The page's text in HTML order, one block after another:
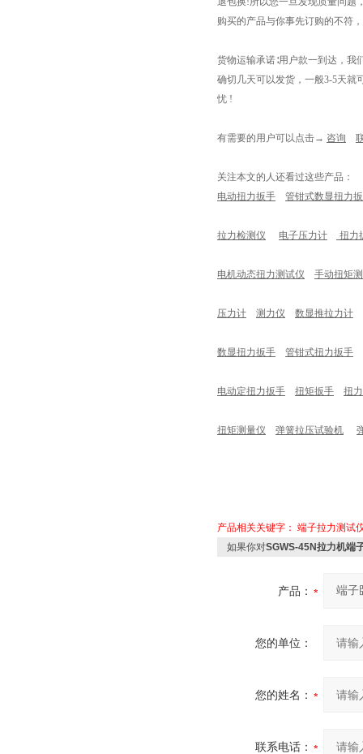
购买的产品与你事先订购的不符
货物运输承诺∶用户款一到达，
确切几天可以发货，一般3-5天就
忧 !
有需要的用户可以点击→ 咨询
关注本文的人还看过这些产品：
电动扭力扳手
管钳式数显扭力
拉力检测仪 电子压力计 扭力
电机动态扭力测试仪 手动扭矩
压力计 测力仪 数显推拉力计
数显扭力扳手 管钳式扭力扳手
电动定扭力扳手 扭矩扳手 扭
扭矩测量仪 弹簧拉压试验机
产品相关关键字： 端子拉力测试
如果你对SGWS-45N拉力机端
产品：
您的单位：
您的姓名：
联系电话：